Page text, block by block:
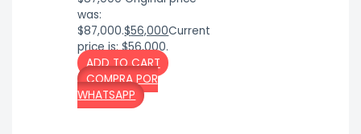
was:
$87,000.$56,000Current
price is: $56,000.
ADD TO CART
COMPRA POR
WHATSAPP